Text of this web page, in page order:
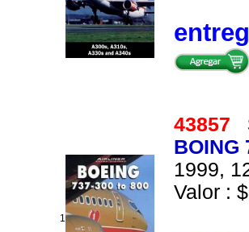
1
43857
BOING
1999,
Valor :